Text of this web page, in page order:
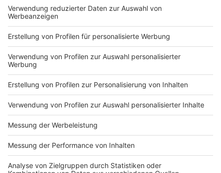
Du hast dir noch keine Artikel gemerkt
Markiere sie hierfür mit einem
Impressum
Nutzungsbedingungen Kontakt
Newsletter